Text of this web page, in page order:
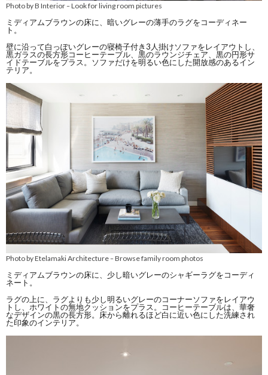
Photo by B Interior–Look for living room pictures
ミディアムブラウンの床に、暗いグレーの薄手のラグをコーディネー
ト。
壁に沿って白っぽいグレーの寝椅子付き3人掛けソファをレイアウトし、
黒ガラスの長方形コーヒーテーブル、黒のラウンジチェア、黒の円形サ
イドテーブルをプラス。ソファだけを明るい色にした開放感のあるイン
テリア。
Photo by Etelamaki Architecture–Browse family room photos
ミディアムブラウンの床に、少し暗いグレーのシャギーラグをコーディ
ネート。
ラグの上に、ラグよりも少し明るいグレーのコーナーソファをレイアウ
トし、ホワイトの無地クッションをプラス。コーヒーテーブルは、華奢
なデザインの黒の長方形。床から離れるほど白に近い色にした洗練され
た印象のインテリア。